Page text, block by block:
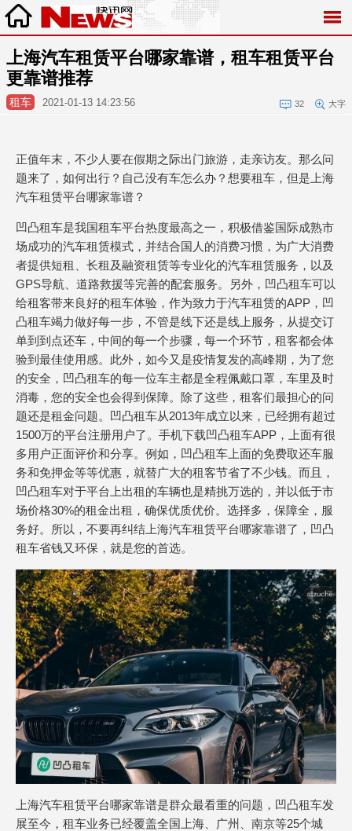
上海汽车租赁平台哪家靠谱，租车租赁平台
更靠谱推荐
租车 2021-01-13 14:23:56 32 大字
正值年末，不少人要在假期之际出门旅游，走亲访友。那么问
题来了，如何出行？自己没有车怎么办？想要租车，但是上海
汽车租赁平台哪家靠谱？
凹凸租车是我国租车平台热度最高之一，积极借鉴国际成熟市
场成功的汽车租赁模式，并结合国人的消费习惯，为广大消费
者提供短租、长租及融资租赁等专业化的汽车租赁服务，以及
GPS导航、道路救援等完善的配套服务。另外，凹凸租车可以
给租客带来良好的租车体验，作为致力于汽车租赁的APP，凹
凸租车竭力做好每一步，不管是线下还是线上服务，从提交订
单到到点还车，中间的每一个步骤，每一个环节，租客都会体
验到最佳使用感。此外，如今又是疫情复发的高峰期，为了您
的安全，凹凸租车的每一位车主都是全程佩戴口罩，车里及时
消毒，您的安全也会得到保障。除了这些，租客们最担心的问
题还是租金问题。凹凸租车从2013年成立以来，已经拥有超过
1500万的平台注册用户了。手机下载凹凸租车APP，上面有很
多用户正面评价和分享。例如，凹凸租车上面的免费取还车服
务和免押金等等优惠，就替广大的租客节省了不少钱。而且，
凹凸租车对于平台上出租的车辆也是精挑万选的，并以低于市
场价格30%的租金出租，确保优质优价。选择多，保障全，服
务好。所以，不要再纠结上海汽车租赁平台哪家靠谱了，凹凸
租车省钱又环保，就是您的首选。
上海汽车租赁平台哪家靠谱是群众最看重的问题，凹凸租车发
展至今，租车业务已经覆盖全国上海、广州、南京等25个城